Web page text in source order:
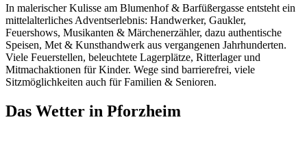
In malerischer Kulisse am Blumenhof & Barfüßergasse entsteht ein
mittelalterliches Adventserlebnis: Handwerker, Gaukler,
Feuershows, Musikanten & Märchenerzähler, dazu authentische
Speisen, Met & Kunsthandwerk aus vergangenen Jahrhunderten.
Viele Feuerstellen, beleuchtete Lagerplätze, Ritterlager und
Mitmachaktionen für Kinder. Wege sind barrierefrei, viele
Sitzmöglichkeiten auch für Familien & Senioren.
Das Wetter in Pforzheim